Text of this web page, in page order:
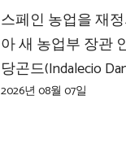
스페인 농업을 재
아 새 농업부 장관
당곤드(Indalecio
2026년 08월 07일